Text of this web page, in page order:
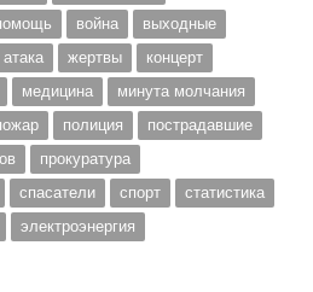
война
выходные
жертвы
концерт
медицина
минута молчания
полиция
пострадавшие
прокуратура
спасатели спорт
статистика
электроэнергия